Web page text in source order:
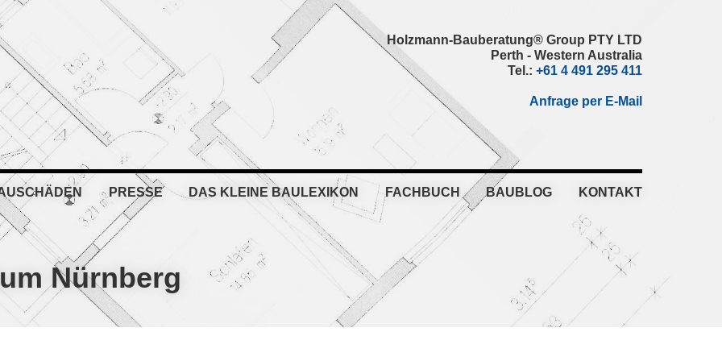
Holzmann-Bauberatung® Group PTY LTD
Perth - Western Australia
Tel.: +61 4 491 295 411
Anfrage per E-Mail
PRESSE DAS KLEINE BAULEXIKON FACHBUCH BAUBLOG KONTAKT
Nürnberg